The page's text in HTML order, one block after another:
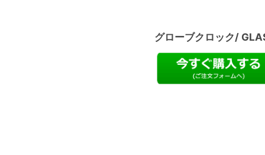
グローブクロック/